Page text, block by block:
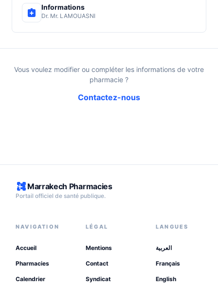
Informations
Dr. Mr. LAMOUASNI
Vous voulez modifier ou compléter les informations de votre
pharmacie ?
Contactez-nous
Marrakech Pharmacies
Portail officiel de santé publique.
NAVIGATION
Accueil
Pharmacies
Calendrier
LÉGAL
Mentions
Contact
Syndicat
LANGUES
العربية
Français
English